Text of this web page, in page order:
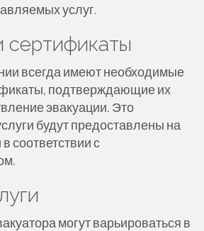
услуг.
сертификаты
всегда имеют необходимые
подтверждающие их
эвакуации. Это
будут предоставлены на
соответствии с
могут варьироваться в